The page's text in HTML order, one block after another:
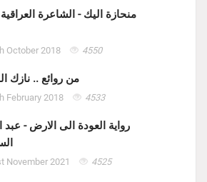
منحازة اليك - الشاعرة
October 2018 4550
من روائع .. نازك
February 2018 4533
رواية العودة الى الارض - عبد
November 2021 4525